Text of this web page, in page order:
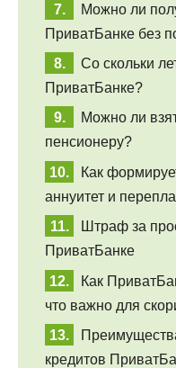
Можно ли
ПриватБанке без
Со скольки
ПриватБанке?
Можно ли
пенсионеру?
Как
аннуитет и
Штраф за
ПриватБанке
Как
что важно для
кредитов